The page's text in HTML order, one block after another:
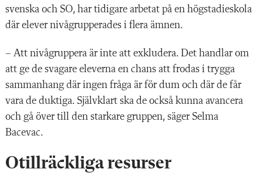
svenska och SO, har tidigare arbetat på en högstadieskola
där elever nivågrupperades i flera ämnen.
– Att nivågruppera är inte att exkludera. Det handlar om
att ge de svagare eleverna en chans att frodas i trygga
sammanhang där ingen fråga är för dum och där de får
vara de duktiga. Självklart ska de också kunna avancera
och gå över till den starkare gruppen, säger Selma
Bacevac.
Otillräckliga resurser